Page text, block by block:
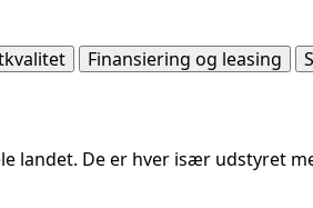
Finansiering og leasing
landet. De er hver især udstyret